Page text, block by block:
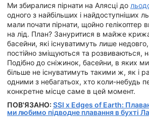
Ми збиралися пірнати на Алясці до
одного з найбільших і найдоступніших
мали почати пірнати, щойно гелікоптер
на лід. План? Зануритися в майже
басейни, які існуватимуть лише
постійно зміщуються та розвиваються,
Подібно до сніжинок, басейни, в яких ми
більше не існуватимуть такими ж, як і
одними з небагатьох, хто коли-небудь
конкретне місце саме в цей момент.
ПОВ'ЯЗАНО: SSI x Edges of Earth:
ми любимо підводне плавання в бухті